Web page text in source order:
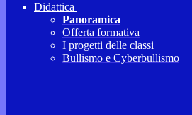
Didattica
Panoramica
Offerta formativa
I progetti delle classi
Bullismo e Cyberbullismo